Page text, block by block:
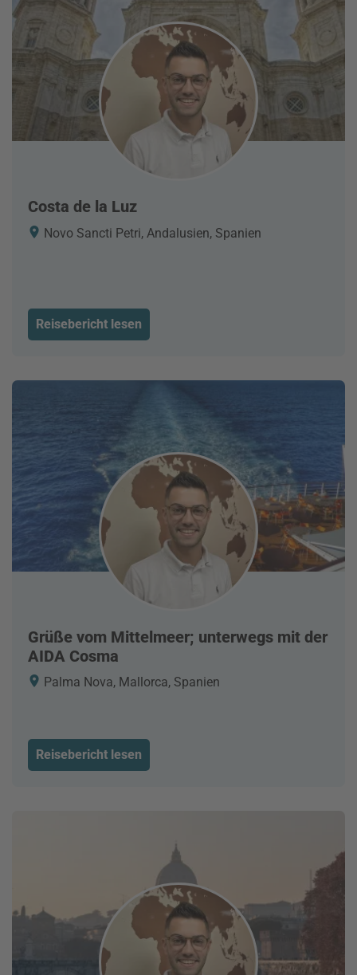
Costa de la Luz
Novo Sancti Petri, Andalusien, Spanien
Reisebericht lesen
Grüße vom Mittelmeer; unterwegs mit der
AIDA Cosma
Palma Nova, Mallorca, Spanien
Reisebericht lesen